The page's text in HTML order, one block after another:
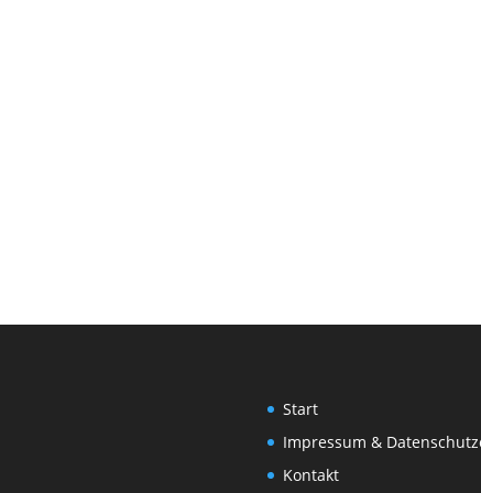
Start
Impressum &
Kontakt